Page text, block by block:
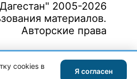
2005-2026
материалов.
Авторские права
cookies в
Я согласен